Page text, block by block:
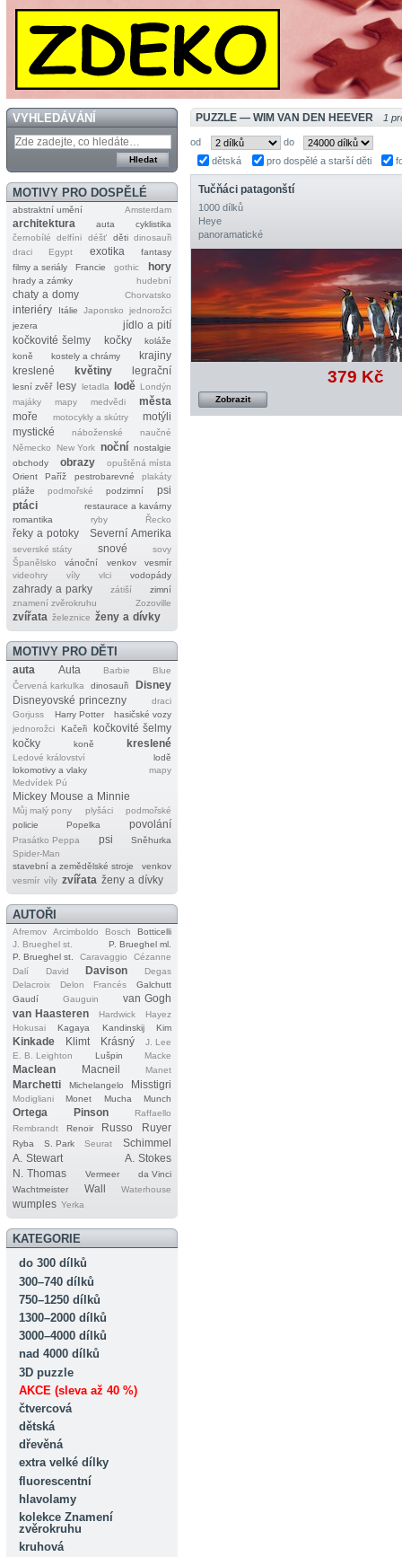
VYHLEDÁVÁNÍ
MOTIVY PRO DOSPĚLÉ
abstraktní umění Amsterdam
architektura auta
cyklistika
černobílé
delfíni déšť děti dinosauři
draci
Egypt exotika
fantasy
filmy a seriály
Francie gothic hory
hrady a zámky hudební
chaty a domy Chorvatsko
interiéry Itálie Japonsko
jednorožci
jezera
jídlo a pití
kočkovité šelmy
kočky
koláže
koně
kostely a chrámy
krajiny
kreslené
květiny legrační
lesní zvěř lesy letadla lodě Londýn
majáky
mapy medvědi
města
moře
motocykly a skútry
motýli
mystické
náboženské
naučné
Německo
New York noční nostalgie
obchody
obrazy
opuštěná místa
Orient
Paříž pestrobarevné
plakáty
pláže
podmořské podzimní
psi
ptáci
restaurace a kavárny
romantika
ryby Řecko
řeky a potoky Severní Amerika
severské státy snové
sovy
Španělsko
vánoční venkov
vesmír
videohry
víly vlci vodopády
zahrady a parky zátiší
zimní
znamení zvěrokruhu
Zozoville
zvířata železnice ženy a dívky
MOTIVY PRO DĚTI
auta Auta Barbie
Blue
Červená karkulka
dinosauři
Disney
Disneyovské princezny
draci
Gorjuss
Harry Potter
hasičské vozy
jednorožci
Kačeři
kočkovité šelmy
kočky
koně kreslené
Ledové království
lodě
lokomotivy a vlaky
mapy
Medvídek Pú
Mickey Mouse a Minnie
Můj malý pony plyšáci
podmořské
policie
Popelka povolání
Prasátko Peppa psi
Sněhurka
Spider‐Man
stavební a zemědělské stroje
venkov
vesmír víly zvířata ženy a dívky
AUTOŘI
Afremov Arcimboldo Bosch
Botticelli
J. Brueghel st.
P. Brueghel ml.
P. Brueghel st.
Caravaggio
Cézanne
Dalí
David Davison
Degas
Delacroix
Delon Francés
Galchutt
Gaudí
Gauguin
van Gogh
van Haasteren
Hardwick
Hayez
Hokusai
Kagaya Kandinskij Kim
Kinkade Klimt Krásný
J. Lee
E. B. Leighton
Lušpin Macke
Maclean Macneil Manet
Marchetti Michelangelo Misstigri
Modigliani Monet Mucha Munch
Ortega Pinson
Raffaello
Rembrandt
Renoir Russo Ruyer
Ryba S. Park Seurat
Schimmel
A. Stewart
A. Stokes
N. Thomas
Vermeer
da Vinci
Wachtmeister
Wall Waterhouse
wumples Yerka
KATEGORIE
do 300 dílků
300–740 dílků
750–1250 dílků
1300–2000 dílků
3000–4000 dílků
nad 4000 dílků
3D puzzle
AKCE (sleva až 40 %)
čtvercová
dětská
dřevěná
extra velké dílky
fluorescentní
hlavolamy
kolekce Znamení
zvěrokruhu
kruhová
PUZZLE — WIM VAN DEN HEEVER 1
od
do
dětská
pro dospělé a starší děti
Tučňáci patagonští
1000 dílků
Heye
panoramatické
379 Kč
Zobrazit